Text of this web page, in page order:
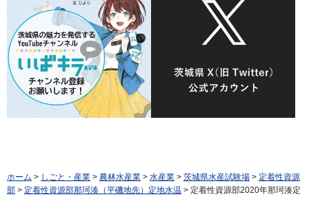
ホーム > しごと・産業 > 農林水産業 > 水産業 > 茨城県水産試験場 > 定着性資源
部 > 定着性資源部那珂湊（平磯地先）定地水温 > 定着性資源部2020年那珂湊定